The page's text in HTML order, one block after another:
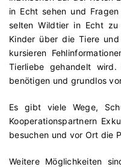
in Echt sehen und
selten Wildtier in Echt zu
Kinder über die Tiere
kursieren
Tierliebe gehandelt
benötigen und grundlos
Es gibt viele Wege,
Kooperationspartnern
besuchen und vor Ort die
Weitere Möglichkeiten